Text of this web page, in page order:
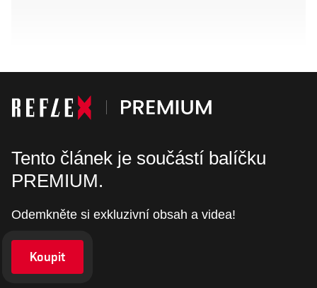
Tento článek je součástí balíčku
PREMIUM.
Odemkněte si exkluzivní obsah a videa!
Koupit